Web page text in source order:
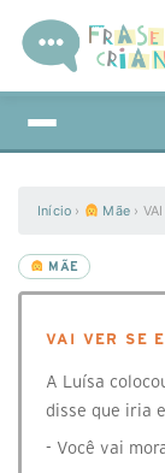
Início › Mãe ›
MÃE
VAI VER SE
A Luísa
disse que iria
- Você vai